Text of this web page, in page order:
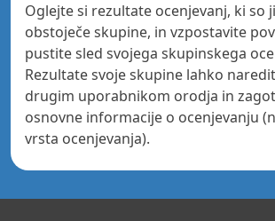
Oglejte si rezultate ocenjevanj, ki so
obstoječe skupine, in vzpostavite
pustite sled svojega skupinskega
Rezultate svoje skupine lahko
drugim uporabnikom orodja in
osnovne informacije o ocenjevanju
vrsta ocenjevanja).